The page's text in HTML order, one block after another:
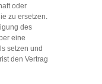
oder
zu ersetzen.
des
eine
setzen und
den Vertrag